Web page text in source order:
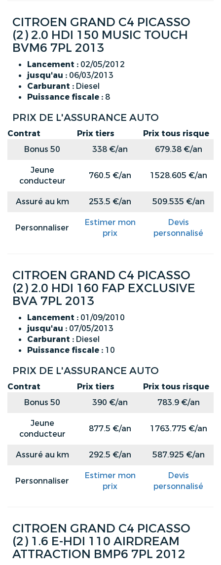
CITROEN GRAND C4 PICASSO
(2) 2.0 HDI 150 MUSIC TOUCH
BVM6 7PL 2013
Lancement : 02/05/2012
jusqu'au : 06/03/2013
Carburant : Diesel
Puissance fiscale : 8
PRIX DE L'ASSURANCE AUTO
Contrat Prix tiers
Prix tous risque
Bonus 50
338 €/an
679.38 €/an
Jeune
conducteur
760.5 €/an 1528.605 €/an
Assuré au km 253.5 €/an 509.535 €/an
Personnaliser
Estimer mon
prix
Devis
personnalisé
CITROEN GRAND C4 PICASSO
(2) 2.0 HDI 160 FAP EXCLUSIVE
BVA 7PL 2013
Lancement : 01/09/2010
jusqu'au : 07/05/2013
Carburant : Diesel
Puissance fiscale : 10
PRIX DE L'ASSURANCE AUTO
Contrat Prix tiers
Prix tous risque
Bonus 50
390 €/an
783.9 €/an
Jeune
conducteur
877.5 €/an 1763.775 €/an
Assuré au km 292.5 €/an 587.925 €/an
Personnaliser
Estimer mon
prix
Devis
personnalisé
CITROEN GRAND C4 PICASSO
(2) 1.6 E-HDI 110 AIRDREAM
ATTRACTION BMP6 7PL 2012